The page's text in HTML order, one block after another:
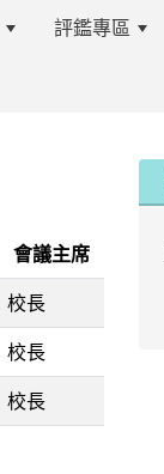
評鑑專區
會議主席
校長
校長
校長